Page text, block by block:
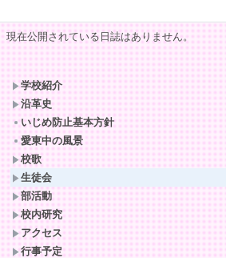
現在公開されている日誌はありません。
学校紹介
沿革史
いじめ防止基本方針
愛東中の風景
校歌
生徒会
部活動
校内研究
アクセス
行事予定